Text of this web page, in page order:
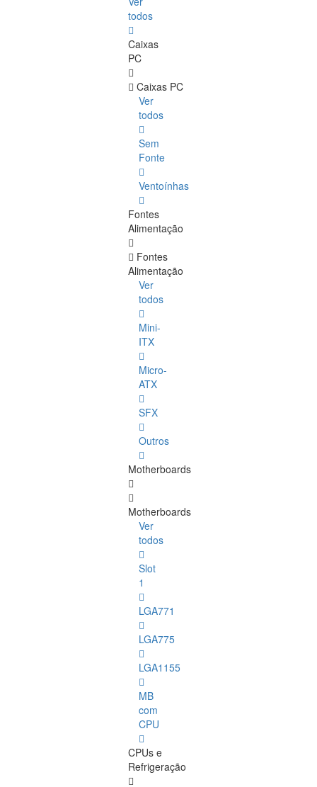
todos
Caixas
PC
Caixas PC
Ver
todos
Sem
Fonte
Ventoínhas
Fontes
Alimentação
Fontes
Alimentação
Ver
todos
Mini-
ITX
Micro-
ATX
SFX
Outros
Motherboards
Motherboards
Ver
todos
Slot
1
LGA771
LGA775
LGA1155
MB
com
CPU
CPUs e
Refrigeração